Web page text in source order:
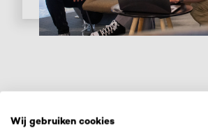
Cases.
Wij gebruiken cookies